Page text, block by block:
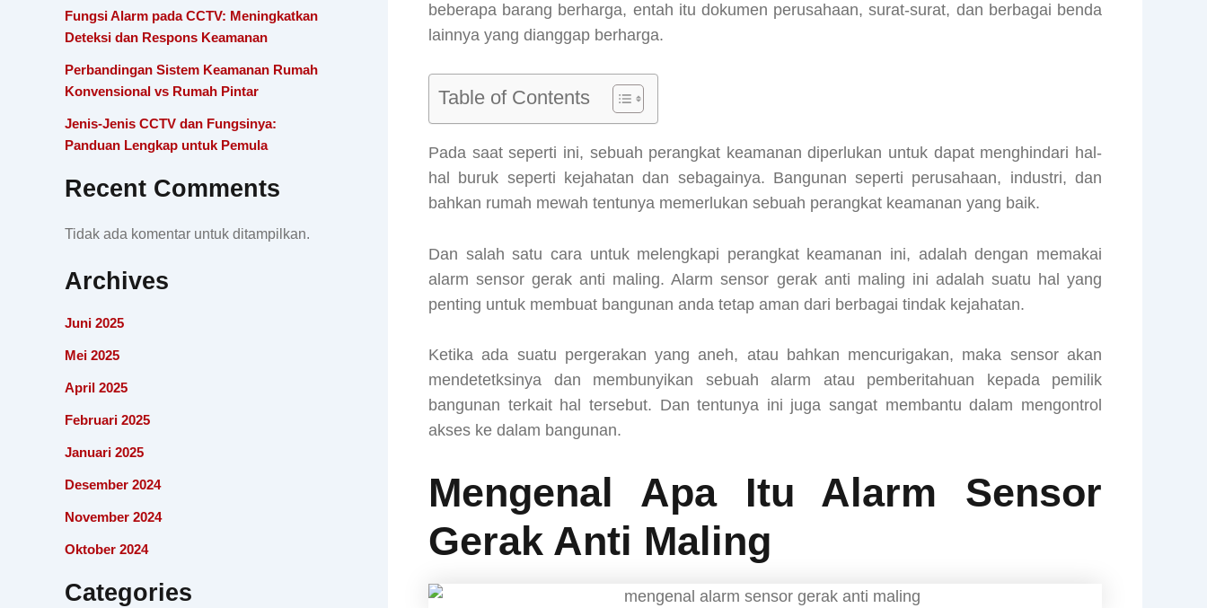
Fungsi Alarm pada CCTV: Meningkatkan
Deteksi dan Respons Keamanan
Perbandingan Sistem Keamanan Rumah
Konvensional vs Rumah Pintar
Jenis-Jenis CCTV dan Fungsinya:
Panduan Lengkap untuk Pemula
Recent Comments
Tidak ada komentar untuk ditampilkan.
Archives
Juni 2025
Mei 2025
April 2025
Februari 2025
Januari 2025
Desember 2024
November 2024
Oktober 2024
Categories
beberapa barang berharga, entah itu dokumen perusahaan, surat-surat, dan berbagai benda
lainnya yang dianggap berharga.
Table of Contents
Pada saat seperti ini, sebuah perangkat keamanan diperlukan untuk dapat menghindari hal-
hal buruk seperti kejahatan dan sebagainya. Bangunan seperti perusahaan, industri, dan
bahkan rumah mewah tentunya memerlukan sebuah perangkat keamanan yang baik.
Dan salah satu cara untuk melengkapi perangkat keamanan ini, adalah dengan memakai
alarm sensor gerak anti maling. Alarm sensor gerak anti maling ini adalah suatu hal yang
penting untuk membuat bangunan anda tetap aman dari berbagai tindak kejahatan.
Ketika ada suatu pergerakan yang aneh, atau bahkan mencurigakan, maka sensor akan
mendetetksinya dan membunyikan sebuah alarm atau pemberitahuan kepada pemilik
bangunan terkait hal tersebut. Dan tentunya ini juga sangat membantu dalam mengontrol
akses ke dalam bangunan.
Mengenal Apa Itu Alarm Sensor
Gerak Anti Maling